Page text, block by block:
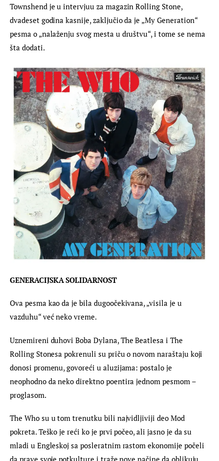
Townshend je u intervjuu za magazin Rolling Stone,
dvadeset godina kasnije, zaključio da je „My Generation“
pesma o „nalaženju svog mesta u društvu“, i tome se nema
šta dodati.
GENERACIJSKA SOLIDARNOST
Ova pesma kao da je bila dugoočekivana, „visila je u
vazduhu“ već neko vreme.
Uznemireni duhovi Boba Dylana, The Beatlesa i The
Rolling Stonesa pokrenuli su priču o novom naraštaju koji
donosi promenu, govoreći u aluzijama: postalo je
neophodno da neko direktno poentira jednom pesmom –
proglasom.
The Who su u tom trenutku bili najvidljiviji deo Mod
pokreta. Teško je reći ko je prvi počeo, ali jasno je da su
mladi u Engleskoj sa posleratnim rastom ekonomije počeli